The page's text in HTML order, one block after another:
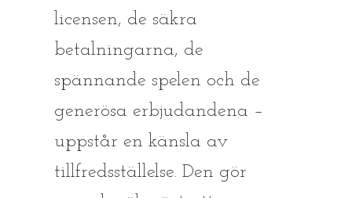
licensen, de säkra
betalningarna, de
spännande spelen och de
generösa erbjudandena –
uppstår en känsla av
tillfredsställelse. Den gör